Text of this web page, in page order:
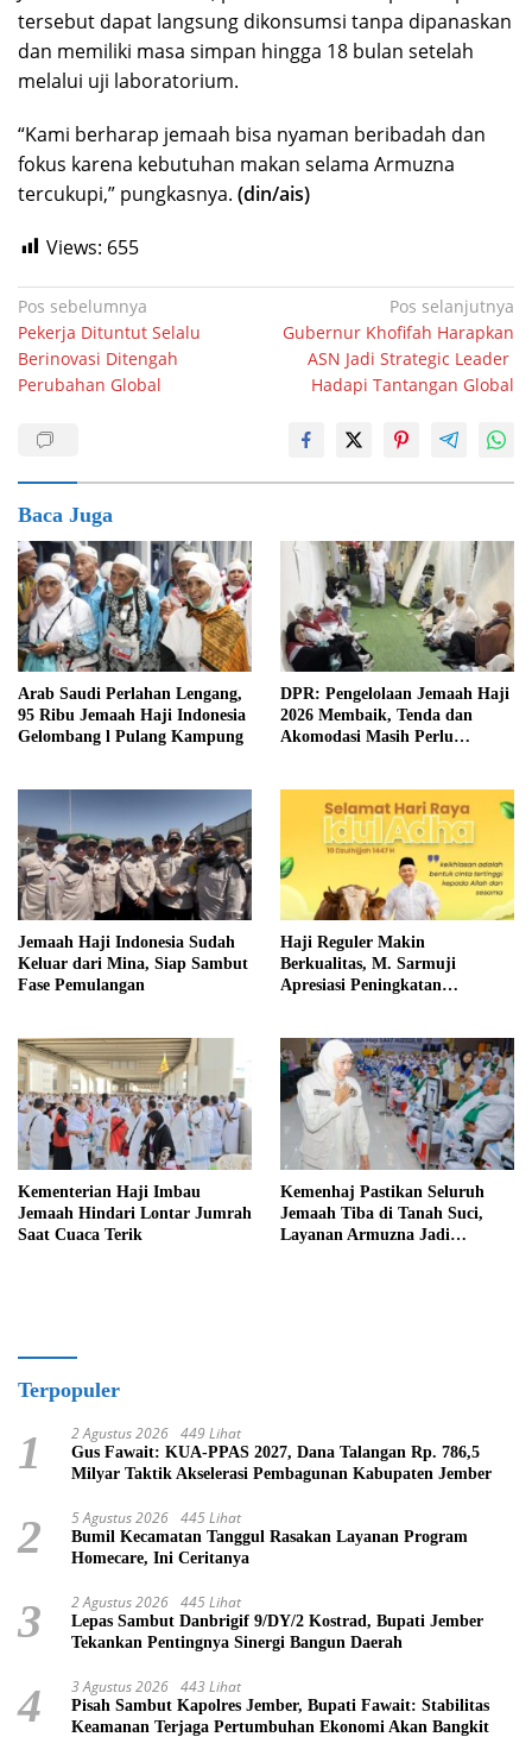
tersebut dapat langsung dikonsumsi tanpa dipanaskan
dan memiliki masa simpan hingga 18 bulan setelah
melalui uji laboratorium.
“Kami berharap jemaah bisa nyaman beribadah dan
fokus karena kebutuhan makan selama Armuzna
tercukupi,” pungkasnya. (din/ais)
Views: 655
Navigasi
pos
Pos sebelumnya
Pekerja Dituntut Selalu
Berinovasi Ditengah
Perubahan Global
Pos selanjutnya
Gubernur Khofifah Harapkan
ASN Jadi Strategic Leader
Hadapi Tantangan Global
Baca Juga
Arab Saudi Perlahan Lengang,
95 Ribu Jemaah Haji Indonesia
Gelombang l Pulang Kampung
DPR: Pengelolaan Jemaah Haji
2026 Membaik, Tenda dan
Akomodasi Masih Perlu
Jemaah Haji Indonesia Sudah
Keluar dari Mina, Siap Sambut
Fase Pemulangan
Haji Reguler Makin
Berkualitas, M. Sarmuji
Apresiasi Peningkatan
Kementerian Haji Imbau
Jemaah Hindari Lontar Jumrah
Saat Cuaca Terik
Kemenhaj Pastikan Seluruh
Jemaah Tiba di Tanah Suci,
Layanan Armuzna Jadi
Terpopuler
1 2 Agustus 2026 449 Lihat
Gus Fawait: KUA-PPAS 2027, Dana Talangan Rp. 786,5
Milyar Taktik Akselerasi Pembagunan Kabupaten Jember
2 5 Agustus 2026 445 Lihat
Bumil Kecamatan Tanggul Rasakan Layanan Program
Homecare, Ini Ceritanya
3 2 Agustus 2026 445 Lihat
Lepas Sambut Danbrigif 9/DY/2 Kostrad, Bupati Jember
Tekankan Pentingnya Sinergi Bangun Daerah
4 3 Agustus 2026 443 Lihat
Pisah Sambut Kapolres Jember, Bupati Fawait: Stabilitas
Keamanan Terjaga Pertumbuhan Ekonomi Akan Bangkit